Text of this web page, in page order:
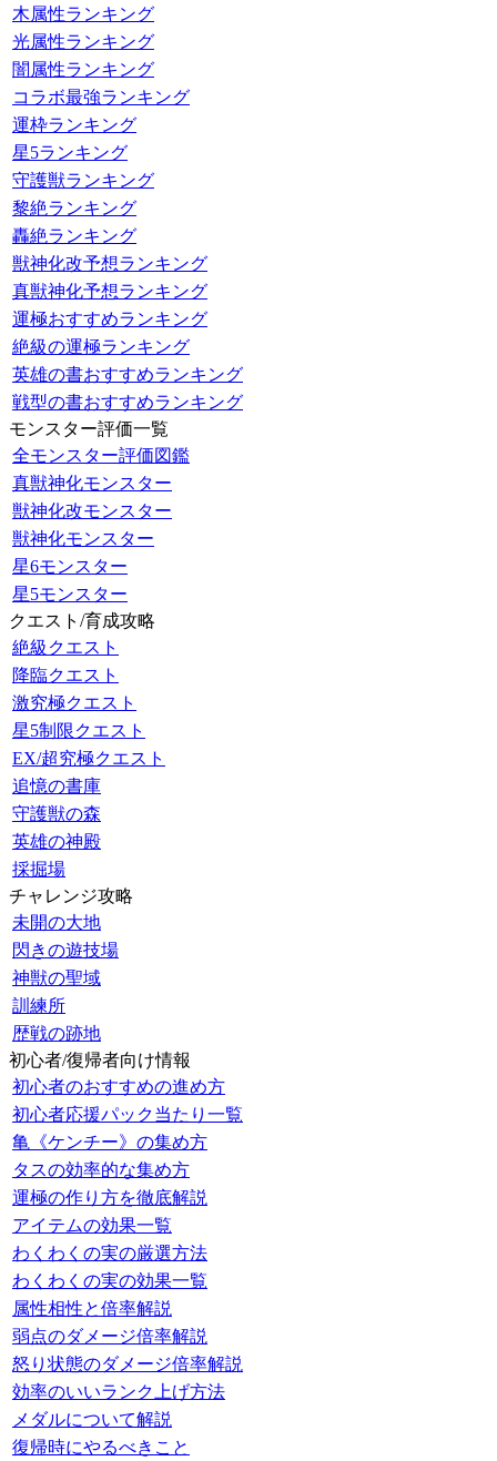
木属性ランキング
光属性ランキング
闇属性ランキング
コラボ最強ランキング
運枠ランキング
星5ランキング
守護獣ランキング
黎絶ランキング
轟絶ランキング
獣神化改予想ランキング
真獣神化予想ランキング
運極おすすめランキング
絶級の運極ランキング
英雄の書おすすめランキング
戦型の書おすすめランキング
モンスター評価一覧
全モンスター評価図鑑
真獣神化モンスター
獣神化改モンスター
獣神化モンスター
星6モンスター
星5モンスター
クエスト/育成攻略
絶級クエスト
降臨クエスト
激究極クエスト
星5制限クエスト
EX/超究極クエスト
追憶の書庫
守護獣の森
英雄の神殿
採掘場
チャレンジ攻略
未開の大地
閃きの遊技場
神獣の聖域
訓練所
歴戦の跡地
初心者/復帰者向け情報
初心者のおすすめの進め方
初心者応援パック当たり一覧
亀《ケンチー》の集め方
タスの効率的な集め方
運極の作り方を徹底解説
アイテムの効果一覧
わくわくの実の厳選方法
わくわくの実の効果一覧
属性相性と倍率解説
弱点のダメージ倍率解説
怒り状態のダメージ倍率解説
効率のいいランク上げ方法
メダルについて解説
復帰時にやるべきこと